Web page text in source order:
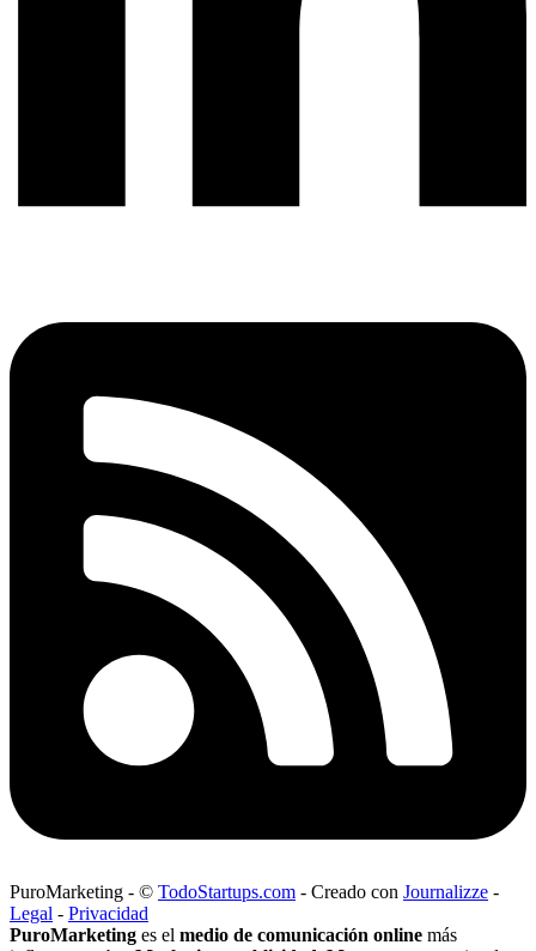
PuroMarketing - © TodoStartups.com - Creado con Journalizze -
Legal - Privacidad
PuroMarketing es el medio de comunicación online más